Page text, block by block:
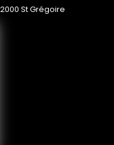
St Grégoire